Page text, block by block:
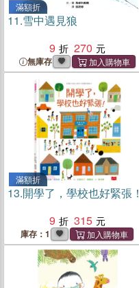
滿額折
11.雪中遇見狼
9
270
無庫存
滿額折
13.開學了，學校也好緊張！
9
315
庫存：1